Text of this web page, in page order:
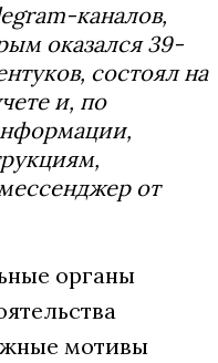
каналов,
оказался 39-
состоял на
и, по
от
органы
мотивы